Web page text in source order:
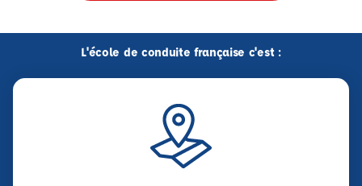
L'école de conduite française c'est :